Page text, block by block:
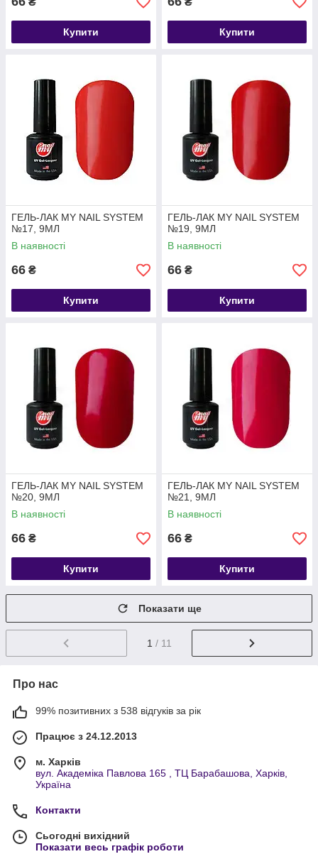
Купити Купити
ГЕЛЬ-ЛАК MY NAIL SYSTEM
№17, 9МЛ
В наявності
66 ₴
Купити
ГЕЛЬ-ЛАК MY NAIL SYSTEM
№19, 9МЛ
В наявності
66 ₴
Купити
ГЕЛЬ-ЛАК MY NAIL SYSTEM
№20, 9МЛ
В наявності
66 ₴
Купити
ГЕЛЬ-ЛАК MY NAIL SYSTEM
№21, 9МЛ
В наявності
66 ₴
Купити
Показати ще
1 / 11
Про нас
99% позитивних з 538 відгуків за рік
Працює з 24.12.2013
м. Харків
вул. Академіка Павлова 165 , ТЦ Барабашова, Харків,
Україна
Контакти
Сьогодні вихідний
Показати весь графік роботи